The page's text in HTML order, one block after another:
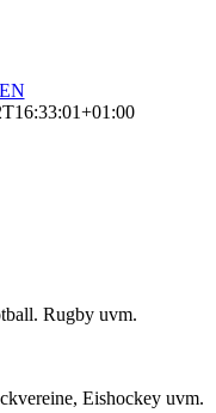
Rugby uvm.
Eishockey uvm.